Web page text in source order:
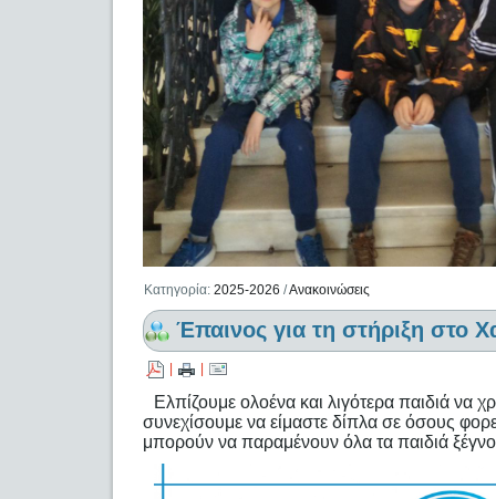
Κατηγορία:2025-2026 /Ανακοινώσεις
Έπαινος για τη στήριξη στο
Ελπίζουμε ολοένα και λιγότερα παιδιά να
συνεχίσουμε να είμαστε δίπλα σε όσους
μπορούν να παραμένουν όλα τα παιδιά